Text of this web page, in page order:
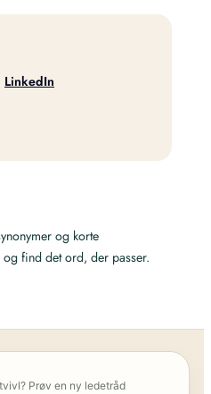
LinkedIn
og korte
find det ord, der passer.
Prøv en ny ledetråd